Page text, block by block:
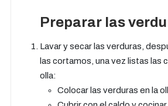
Preparar las
Lavar y secar las verduras,
las cortamos, una vez listas las
olla:
Colocar las verduras en la